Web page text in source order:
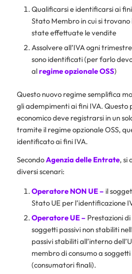
Qualificarsi e identificarsi ai
Stato Membro in cui si trovano
state effettuate le vendite
Assolvere all’IVA ogni
sono identificati (per farlo
alregime opzionale OSS)
Questo nuovo regime semplifica
gli adempimenti ai fini IVA. Questo
economico deve registrarsi in un
tramite il regime opzionale OSS,
identificato ai fini IVA.
SecondoAgenzia delle Entrate, si
diversi scenari:
Operatore NON UE – il
Stato UE per l’identificazione
Operatore UE – Prestazioni
soggetti passivi non stabiliti
passivi stabiliti all’interno
membro di consumo a soggetti
(consumatori finali).